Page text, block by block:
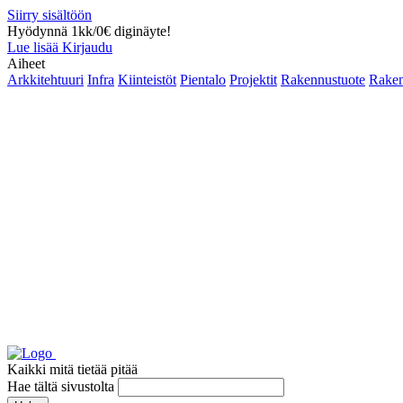
Siirry sisältöön
Hyödynnä 1kk/0€ diginäyte!
Lue lisää Kirjaudu
Aiheet
Arkkitehtuuri Infra Kiinteistöt Pientalo Projektit Rakennustuote
Kaikki mitä tietää pitää
Hae tältä sivustolta